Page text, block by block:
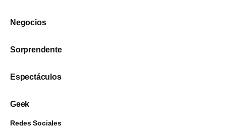
Negocios
Sorprendente
Espectáculos
Geek
Redes Sociales